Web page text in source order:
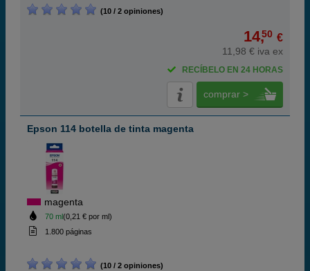
(10 / 2 opiniones)
14,50 €
11,98 € iva ex
RECÍBELO EN 24 HORAS
comprar >
Epson 114 botella de tinta magenta
magenta
70 ml(0,21 € por ml)
1.800 páginas
(10 / 2 opiniones)